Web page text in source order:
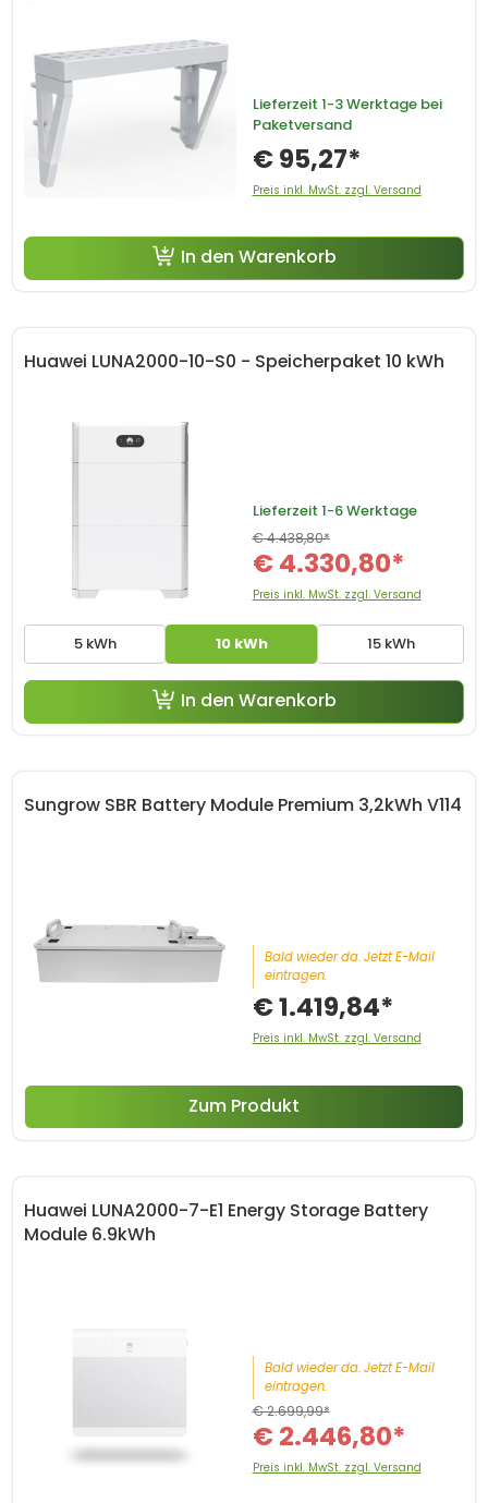
Lieferzeit 1-3 Werktage bei
Paketversand
€ 95,27*
Preis inkl. MwSt. zzgl. Versand
In den Warenkorb
Huawei LUNA2000-10-S0 - Speicherpaket 10 kWh
5 kWh 10 kWh 15 kWh
Lieferzeit 1-6 Werktage
€ 4.330,80*
€ 4.438,80*
Preis inkl. MwSt. zzgl. Versand
In den Warenkorb
Sungrow SBR Battery Module Premium 3,2kWh V114
Bald wieder da. Jetzt E-Mail
eintragen.
€ 1.419,84*
Preis inkl. MwSt. zzgl. Versand
Zum Produkt
Huawei LUNA2000-7-E1 Energy Storage Battery
Module 6.9kWh
Bald wieder da. Jetzt E-Mail
eintragen.
€ 2.446,80*
€ 2.699,99*
Preis inkl. MwSt. zzgl. Versand